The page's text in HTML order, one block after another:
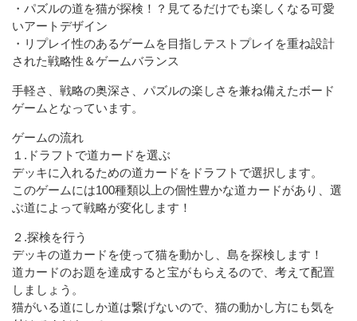
・パズルの道を猫が探検！？見てるだけでも楽しくなる可愛
いアートデザイン
・リプレイ性のあるゲームを目指しテストプレイを重ね設計
された戦略性＆ゲームバランス
手軽さ、戦略の奥深さ、パズルの楽しさを兼ね備えたボード
ゲームとなっています。
ゲームの流れ
１.ドラフトで道カードを選ぶ
デッキに入れるための道カードをドラフトで選択します。
このゲームには100種類以上の個性豊かな道カードがあり、選
ぶ道によって戦略が変化します！
２.探検を行う
デッキの道カードを使って猫を動かし、島を探検します！
道カードのお題を達成すると宝がもらえるので、考えて配置
しましょう。
猫がいる道にしか道は繋げないので、猫の動かし方にも気を